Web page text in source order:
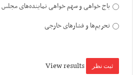
باج خواهی و سهم خواهی نماینده‌های مجلس
تحریم‌ها و فشارهای خارجی
View results